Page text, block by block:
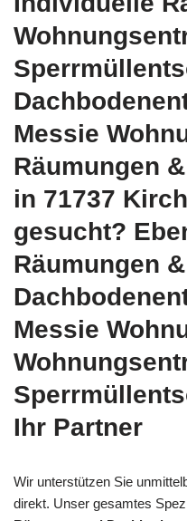
Messie
Räumungen
in 71737
gesucht?
Räumungen
Messie
Ihr Partner
Wir unterstützen Sie
direkt. Unser gesamtes